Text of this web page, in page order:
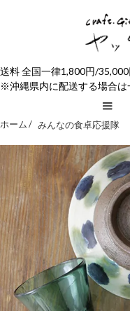
送料 全国一律1,800円/
※沖縄県内に配送する場合は
ホーム / みんなの食卓応援隊